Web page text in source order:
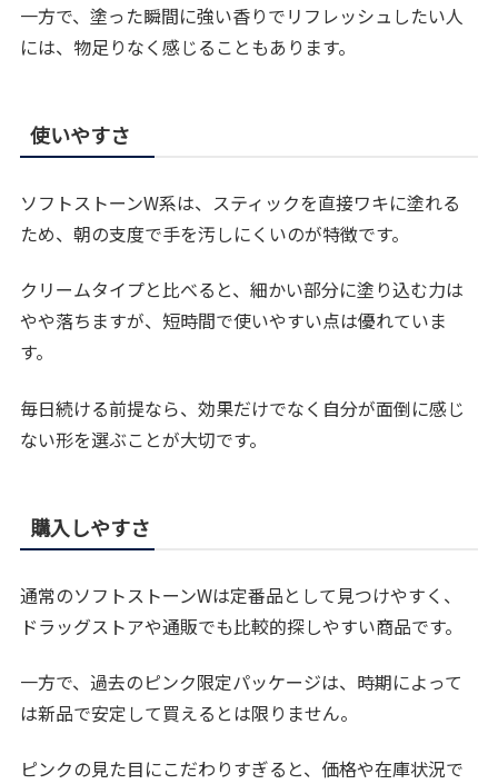
一方で、塗った瞬間に強い香りでリフレッシュしたい人
には、物足りなく感じることもあります。
使いやすさ
ソフトストーンW系は、スティックを直接ワキに塗れる
ため、朝の支度で手を汚しにくいのが特徴です。
クリームタイプと比べると、細かい部分に塗り込む力は
やや落ちますが、短時間で使いやすい点は優れていま
す。
毎日続ける前提なら、効果だけでなく自分が面倒に感じ
ない形を選ぶことが大切です。
購入しやすさ
通常のソフトストーンWは定番品として見つけやすく、
ドラッグストアや通販でも比較的探しやすい商品です。
一方で、過去のピンク限定パッケージは、時期によって
は新品で安定して買えるとは限りません。
ピンクの見た目にこだわりすぎると、価格や在庫状況で